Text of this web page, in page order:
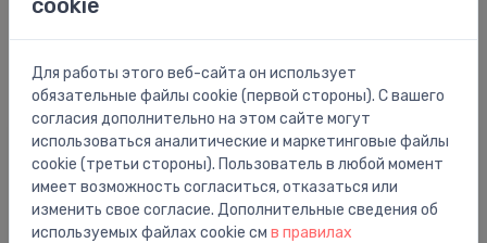
Сепараторы
cookie
Для работы этого веб-сайта он использует
обязательные файлы cookie (первой стороны). С вашего
согласия дополнительно на этом сайте могут
использоваться аналитические и маркетинговые файлы
cookie (третьи стороны). Пользователь в любой момент
имеет возможность согласиться, отказаться или
изменить свое согласие. Дополнительные сведения об
используемых файлах cookie см в правилах